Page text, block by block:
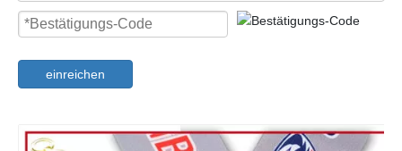
einreichen